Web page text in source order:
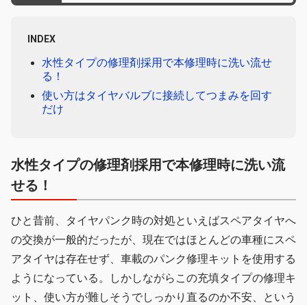
INDEX
水性タイプの修理剤採用で本修理時に洗い流せ
る！
使い方はタイヤバルブに接続してつまみを回す
だけ
水性タイプの修理剤採用で本修理時に洗い流
せる！
ひと昔前、タイヤパンク時の対処といえばスペアタイヤへ
の交換が一般的だったが、現在ではほとんどの車種にスペ
アタイヤは存在せず、車載のパンク修理キットを使用する
ようになっている。しかしながらこの充填タイプの修理キ
ット、使い方が難しそうでしっかり直るのか不安、という